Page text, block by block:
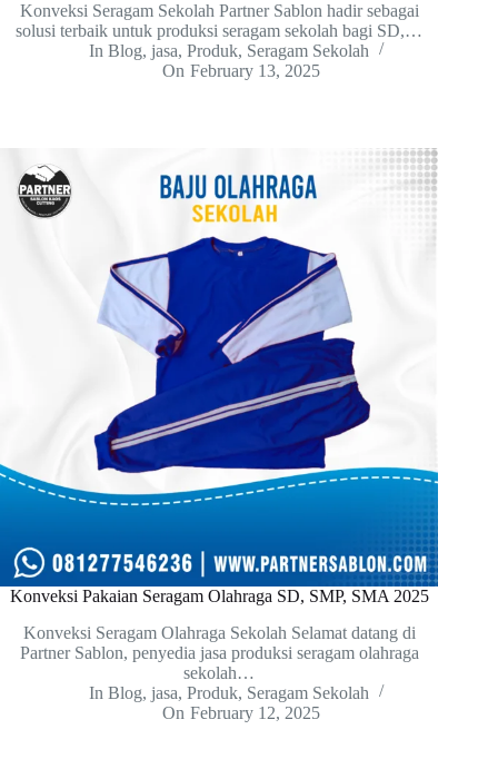
Konveksi Seragam Sekolah Partner Sablon hadir sebagai
solusi terbaik untuk produksi seragam sekolah bagi SD,…
In Blog, jasa,Produk, Seragam Sekolah
On February 13, 2025
Konveksi Pakaian Seragam Olahraga SD, SMP, SMA 2025
Konveksi Seragam Olahraga Sekolah Selamat datang di
Partner Sablon, penyedia jasa produksi seragam olahraga
sekolah…
In Blog, jasa,Produk, Seragam Sekolah
On February 12, 2025